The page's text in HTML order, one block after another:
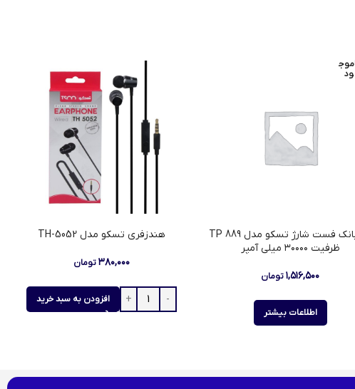
ود
پاوربانک فست شارژ تسکو مدل TP 889
ظرفیت ۳۰۰۰۰ میلی آمپر
۱,۵۱۶,۵۰۰ تومان
اطلاعات بیشتر
هندزفری تسکو مدل TH-5052
۳۸۰,۰۰۰تومان
افزودن به سبد خرید